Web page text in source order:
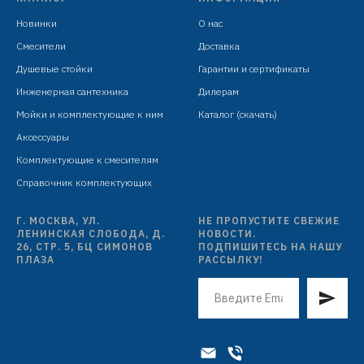
Новинки
Смесители
Душевые стойки
Инженерная сантехника
Мойки и комплектующие к ним
Аксессуары
Комплектующие к смесителям
Справочник комплектующих
О нас
Доставка
Гарантии и сертификаты
Дилерам
Каталог (скачать)
Г. МОСКВА, УЛ.
ЛЕНИНСКАЯ СЛОБОДА, Д.
26, СТР. 5, БЦ СИМОНОВ
ПЛАЗА
НЕ ПРОПУСТИТЕ СВЕЖИЕ
НОВОСТИ.
ПОДПИШИТЕСЬ НА НАШУ
РАССЫЛКУ!